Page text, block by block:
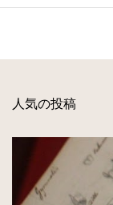
人気の投稿